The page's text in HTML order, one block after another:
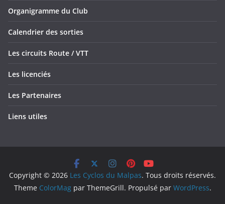
Organigramme du Club
Calendrier des sorties
Les circuits Route / VTT
Les licenciés
Les Partenaires
Liens utiles
Copyright © 2026 Les Cyclos du Malpas. Tous droits réservés.
Theme ColorMagpar ThemeGrill. Propulsé par WordPress.